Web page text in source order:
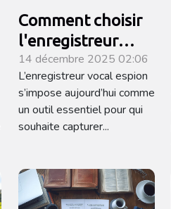
Comment choisir
l'enregistreur
vocal espion
adapté à vos
besoins ?
14 décembre 2025 02:06
L’enregistreur vocal espion
s’impose aujourd’hui comme
un outil essentiel pour qui
souhaite capturer...